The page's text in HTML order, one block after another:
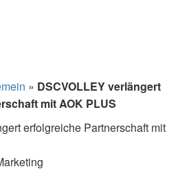
» DSCVOLLEY verlängert
mit AOK PLUS